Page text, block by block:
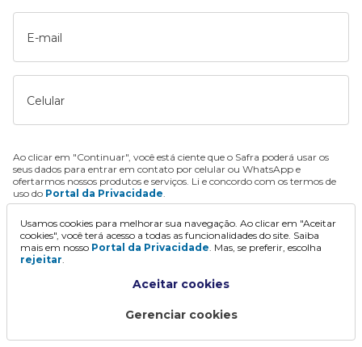
E-mail
Celular
Ao clicar em "Continuar", você está ciente que o Safra poderá usar os
seus dados para entrar em contato por celular ou WhatsApp e
ofertarmos nossos produtos e serviços. Li e concordo com os termos de
uso do Portal da Privacidade.
Continuar
Usamos cookies para melhorar sua navegação. Ao clicar em "Aceitar
cookies", você terá acesso a todas as funcionalidades do site. Saiba
mais em nosso Portal da Privacidade. Mas, se preferir, escolha
rejeitar.
Aceitar cookies
Gerenciar cookies